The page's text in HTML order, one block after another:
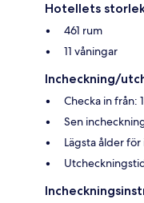
Hotellets
461 rum
11 våningar
Incheckning/
Checka in från:
Sen
Lägsta ålder